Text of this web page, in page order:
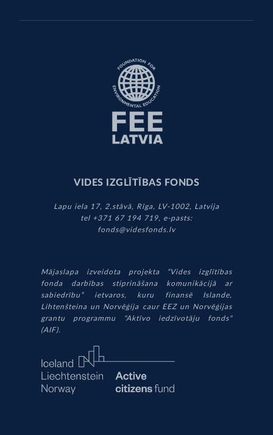
VIDES IZGLĪTĪBAS FONDS
Lapu iela 17, 2.stāvā, Rīga, LV-1002, Latvija
tel +371 67 194 719, e-pasts:
fonds@videsfonds.lv
Mājaslapa izveidota projekta “Vides izglītības
fonda darbības stiprināšana komunikācijā ar
sabiedrību” ietvaros, kuru finansē Islande,
Lihtenšteina un Norvēģija caur EEZ un Norvēģijas
grantu programmu "Aktīvo iedzīvotāju fonds"
(AIF).